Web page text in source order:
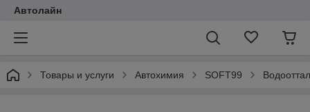
Автолайн
Товары и услуги Автохимия SOFT99